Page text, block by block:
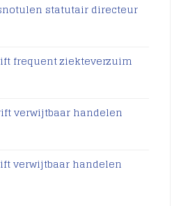
statutair directeur
frequent ziekteverzuim
verwijtbaar handelen
verwijtbaar handelen